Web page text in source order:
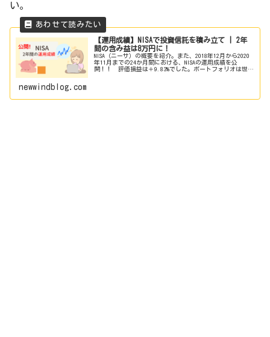
い。
【運用成績】NISAで投資信託を積み立て | 2年
間の含み益は8万円に！
NISA（ニーサ）の概要を紹介。また、2018年12月から2020
年11月までの24か月間における、NISAの運用成績を公
開！！ 評価損益は＋9.83%でした。ポートフォリオは世界
newwindblog.com